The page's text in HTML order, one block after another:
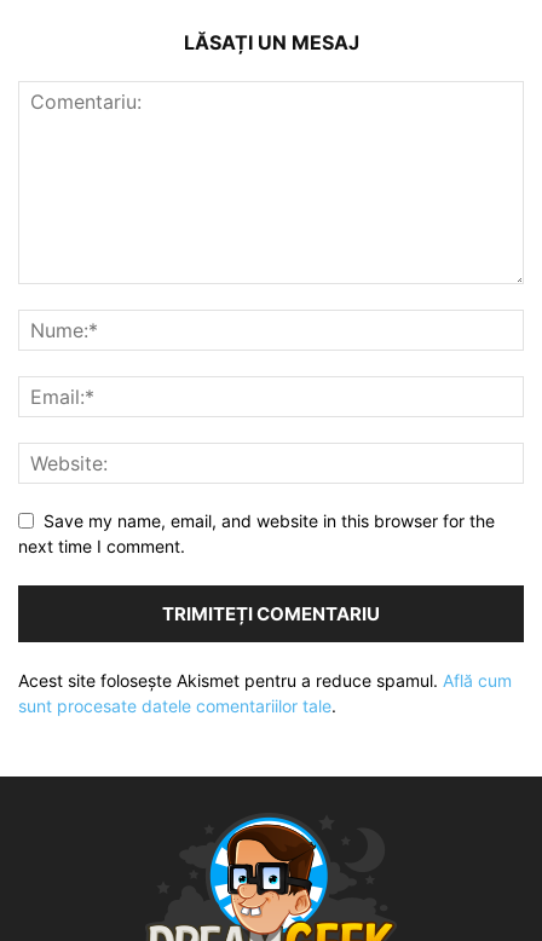
LĂSAȚI UN MESAJ
Save my name, email, and website in this browser for the
next time I comment.
Acest site folosește Akismet pentru a reduce spamul. Află cum
sunt procesate datele comentariilor tale.